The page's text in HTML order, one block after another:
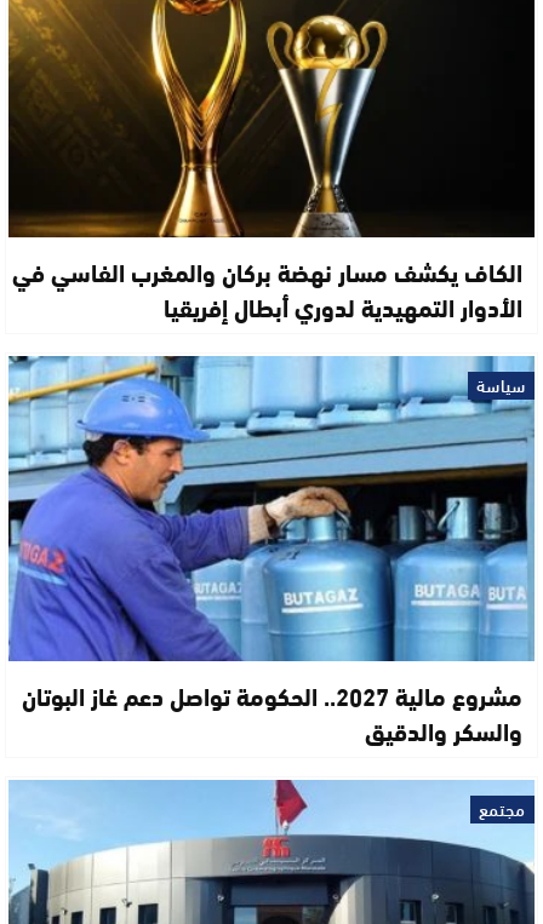
الكاف يكشف مسار نهضة بركان والمغرب الفاسي في
الأدوار التمهيدية لدوري أبطال إفريقيا
سياسة
مشروع مالية 2027.. الحكومة تواصل دعم غاز البوتان
والسكر والدقيق
مجتمع